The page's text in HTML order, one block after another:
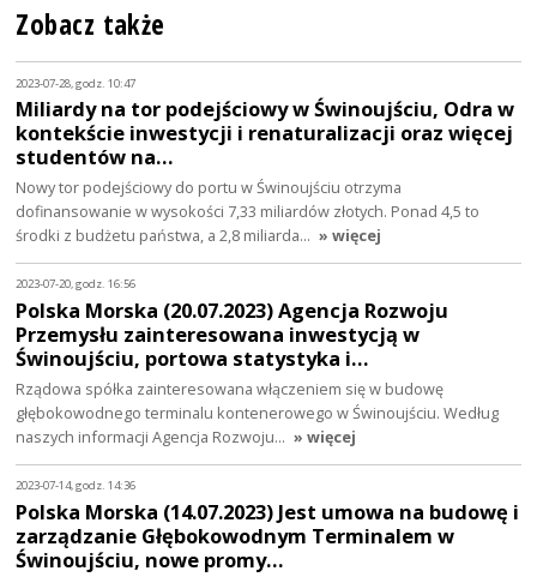
Zobacz także
2023-07-28, godz. 10:47
Miliardy na tor podejściowy w Świnoujściu, Odra w
kontekście inwestycji i renaturalizacji oraz więcej
studentów na…
Nowy tor podejściowy do portu w Świnoujściu otrzyma
dofinansowanie w wysokości 7,33 miliardów złotych. Ponad 4,5 to
środki z budżetu państwa, a 2,8 miliarda… » więcej
2023-07-20, godz. 16:56
Polska Morska (20.07.2023) Agencja Rozwoju
Przemysłu zainteresowana inwestycją w
Świnoujściu, portowa statystyka i…
Rządowa spółka zainteresowana włączeniem się w budowę
głębokowodnego terminalu kontenerowego w Świnoujściu. Według
naszych informacji Agencja Rozwoju… » więcej
2023-07-14, godz. 14:36
Polska Morska (14.07.2023) Jest umowa na budowę i
zarządzanie Głębokowodnym Terminalem w
Świnoujściu, nowe promy…